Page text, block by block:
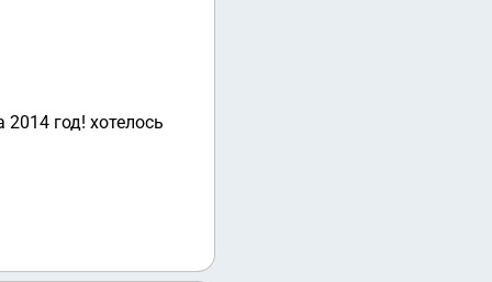
год! хотелось